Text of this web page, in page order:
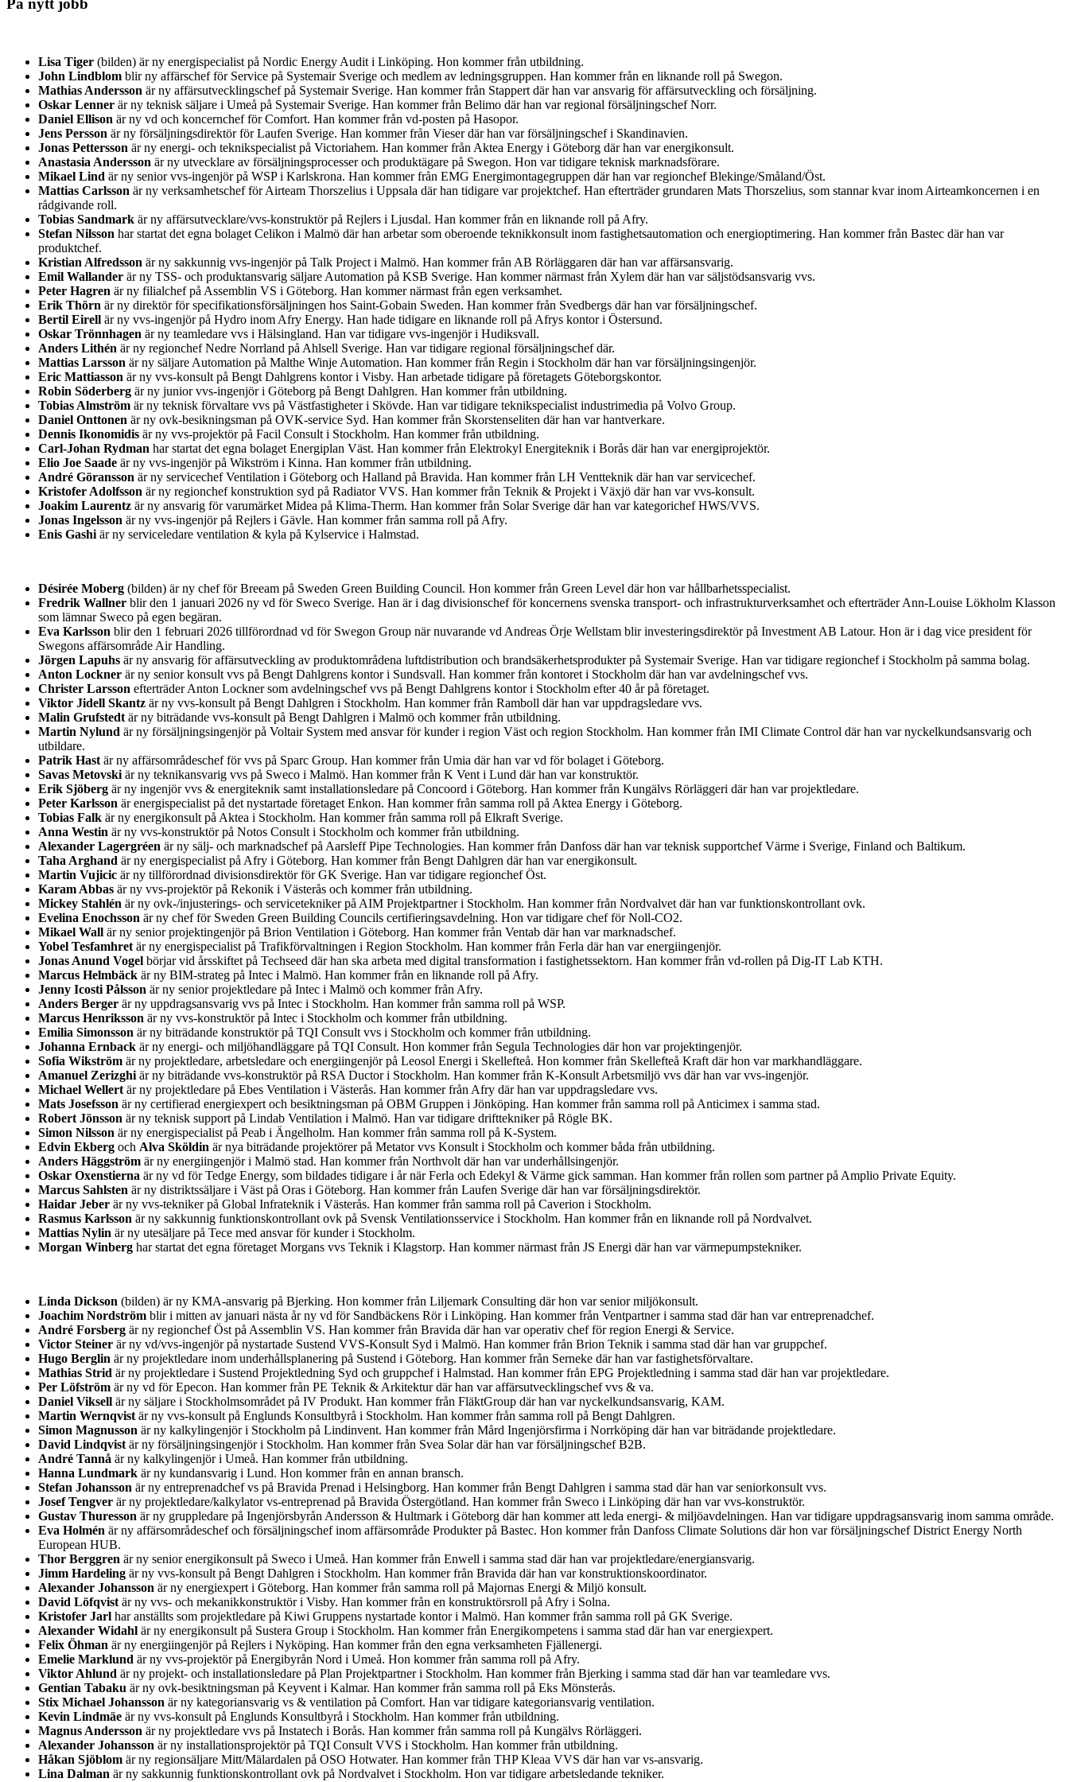
På nytt jobb
Lisa Tiger (bilden) är ny energispecialist på Nordic Energy Audit i Linköping. Hon kommer från utbildning.
John Lindblom blir ny affärschef för Service på Systemair Sverige och medlem av ledningsgruppen. Han kommer från en liknande roll på Swegon.
Mathias Andersson är ny affärsutvecklingschef på Systemair Sverige. Han kommer från Stappert där han var ansvarig för affärsutveckling och försäljning.
Oskar Lenner är ny teknisk säljare i Umeå på Systemair Sverige. Han kommer från Belimo där han var regional försäljningschef Norr.
Daniel Ellison är ny vd och koncernchef för Comfort. Han kommer från vd-posten på Hasopor.
Jens Persson är ny försäljningsdirektör för Laufen Sverige. Han kommer från Vieser där han var försäljningschef i Skandinavien.
Jonas Pettersson är ny energi- och teknikspecialist på Victoriahem. Han kommer från Aktea Energy i Göteborg där han var energikonsult.
Anastasia Andersson är ny utvecklare av försäljningsprocesser och produktägare på Swegon. Hon var tidigare teknisk marknadsförare.
Mikael Lind är ny senior vvs-ingenjör på WSP i Karlskrona. Han kommer från EMG Energimontagegruppen där han var regionchef Blekinge/Småland/Öst.
Mattias Carlsson är ny verksamhetschef för Airteam Thorszelius i Uppsala där han tidigare var projektchef. Han efterträder grundaren Mats Thorszelius, som stannar kvar inom Airteamkoncernen i en
rådgivande roll.
Tobias Sandmark är ny affärsutvecklare/vvs-konstruktör på Rejlers i Ljusdal. Han kommer från en liknande roll på Afry.
Stefan Nilsson har startat det egna bolaget Celikon i Malmö där han arbetar som oberoende teknikkonsult inom fastighetsautomation och energioptimering. Han kommer från Bastec där han var
produktchef.
Kristian Alfredsson är ny sakkunnig vvs-ingenjör på Talk Project i Malmö. Han kommer från AB Rörläggaren där han var affärsansvarig.
Emil Wallander är ny TSS- och produktansvarig säljare Automation på KSB Sverige. Han kommer närmast från Xylem där han var säljstödsansvarig vvs.
Peter Hagren är ny filialchef på Assemblin VS i Göteborg. Han kommer närmast från egen verksamhet.
Erik Thörn är ny direktör för specifikationsförsäljningen hos Saint-Gobain Sweden. Han kommer från Svedbergs där han var försäljningschef.
Bertil Eirell är ny vvs-ingenjör på Hydro inom Afry Energy. Han hade tidigare en liknande roll på Afrys kontor i Östersund.
Oskar Trönnhagen är ny teamledare vvs i Hälsingland. Han var tidigare vvs-ingenjör i Hudiksvall.
Anders Lithén är ny regionchef Nedre Norrland på Ahlsell Sverige. Han var tidigare regional försäljningschef där.
Mattias Larsson är ny säljare Automation på Malthe Winje Automation. Han kommer från Regin i Stockholm där han var försäljningsingenjör.
Eric Mattiasson är ny vvs-konsult på Bengt Dahlgrens kontor i Visby. Han arbetade tidigare på företagets Göteborgskontor.
Robin Söderberg är ny junior vvs-ingenjör i Göteborg på Bengt Dahlgren. Han kommer från utbildning.
Tobias Almström är ny teknisk förvaltare vvs på Västfastigheter i Skövde. Han var tidigare teknikspecialist industrimedia på Volvo Group.
Daniel Onttonen är ny ovk-besikningsman på OVK-service Syd. Han kommer från Skorstenseliten där han var hantverkare.
Dennis Ikonomidis är ny vvs-projektör på Facil Consult i Stockholm. Han kommer från utbildning.
Carl-Johan Rydman har startat det egna bolaget Energiplan Väst. Han kommer från Elektrokyl Energiteknik i Borås där han var energiprojektör.
Elio Joe Saade är ny vvs-ingenjör på Wikström i Kinna. Han kommer från utbildning.
André Göransson är ny servicechef Ventilation i Göteborg och Halland på Bravida. Han kommer från LH Ventteknik där han var servicechef.
Kristofer Adolfsson är ny regionchef konstruktion syd på Radiator VVS. Han kommer från Teknik & Projekt i Växjö där han var vvs-konsult.
Joakim Laurentz är ny ansvarig för varumärket Midea på Klima-Therm. Han kommer från Solar Sverige där han var kategorichef HWS/VVS.
Jonas Ingelsson är ny vvs-ingenjör på Rejlers i Gävle. Han kommer från samma roll på Afry.
Enis Gashi är ny serviceledare ventilation & kyla på Kylservice i Halmstad.
Désirée Moberg (bilden) är ny chef för Breeam på Sweden Green Building Council. Hon kommer från Green Level där hon var hållbarhetsspecialist.
Fredrik Wallner blir den 1 januari 2026 ny vd för Sweco Sverige. Han är i dag divisionschef för koncernens svenska transport- och infrastrukturverksamhet och efterträder Ann-Louise Lökholm Klasson
som lämnar Sweco på egen begäran.
Eva Karlsson blir den 1 februari 2026 tillförordnad vd för Swegon Group när nuvarande vd Andreas Örje Wellstam blir investeringsdirektör på Investment AB Latour. Hon är i dag vice president för
Swegons affärsområde Air Handling.
Jörgen Lapuhs är ny ansvarig för affärsutveckling av produktområdena luftdistribution och brandsäkerhetsprodukter på Systemair Sverige. Han var tidigare regionchef i Stockholm på samma bolag.
Anton Lockner är ny senior konsult vvs på Bengt Dahlgrens kontor i Sundsvall. Han kommer från kontoret i Stockholm där han var avdelningschef vvs.
Christer Larsson efterträder Anton Lockner som avdelningschef vvs på Bengt Dahlgrens kontor i Stockholm efter 40 år på företaget.
Viktor Jidell Skantz är ny vvs-konsult på Bengt Dahlgren i Stockholm. Han kommer från Ramboll där han var uppdragsledare vvs.
Malin Grufstedt är ny biträdande vvs-konsult på Bengt Dahlgren i Malmö och kommer från utbildning.
Martin Nylund är ny försäljningsingenjör på Voltair System med ansvar för kunder i region Väst och region Stockholm. Han kommer från IMI Climate Control där han var nyckelkundsansvarig och
utbildare.
Patrik Hast är ny affärsområdeschef för vvs på Sparc Group. Han kommer från Umia där han var vd för bolaget i Göteborg.
Savas Metovski är ny teknikansvarig vvs på Sweco i Malmö. Han kommer från K Vent i Lund där han var konstruktör.
Erik Sjöberg är ny ingenjör vvs & energiteknik samt installationsledare på Concoord i Göteborg. Han kommer från Kungälvs Rörläggeri där han var projektledare.
Peter Karlsson är energispecialist på det nystartade företaget Enkon. Han kommer från samma roll på Aktea Energy i Göteborg.
Tobias Falk är ny energikonsult på Aktea i Stockholm. Han kommer från samma roll på Elkraft Sverige.
Anna Westin är ny vvs-konstruktör på Notos Consult i Stockholm och kommer från utbildning.
Alexander Lagergréen är ny sälj- och marknadschef på Aarsleff Pipe Technologies. Han kommer från Danfoss där han var teknisk supportchef Värme i Sverige, Finland och Baltikum.
Taha Arghand är ny energispecialist på Afry i Göteborg. Han kommer från Bengt Dahlgren där han var energikonsult.
Martin Vujicic är ny tillförordnad divisionsdirektör för GK Sverige. Han var tidigare regionchef Öst.
Karam Abbas är ny vvs-projektör på Rekonik i Västerås och kommer från utbildning.
Mickey Stahlén är ny ovk-/injusterings- och servicetekniker på AIM Projektpartner i Stockholm. Han kommer från Nordvalvet där han var funktionskontrollant ovk.
Evelina Enochsson är ny chef för Sweden Green Building Councils certifieringsavdelning. Hon var tidigare chef för Noll-CO2.
Mikael Wall är ny senior projektingenjör på Brion Ventilation i Göteborg. Han kommer från Ventab där han var marknadschef.
Yobel Tesfamhret är ny energispecialist på Trafikförvaltningen i Region Stockholm. Han kommer från Ferla där han var energiingenjör.
Jonas Anund Vogel börjar vid årsskiftet på Techseed där han ska arbeta med digital transformation i fastighetssektorn. Han kommer från vd-rollen på Dig-IT Lab KTH.
Marcus Helmbäck är ny BIM-strateg på Intec i Malmö. Han kommer från en liknande roll på Afry.
Jenny Icosti Pålsson är ny senior projektledare på Intec i Malmö och kommer från Afry.
Anders Berger är ny uppdragsansvarig vvs på Intec i Stockholm. Han kommer från samma roll på WSP.
Marcus Henriksson är ny vvs-konstruktör på Intec i Stockholm och kommer från utbildning.
Emilia Simonsson är ny biträdande konstruktör på TQI Consult vvs i Stockholm och kommer från utbildning.
Johanna Ernback är ny energi- och miljöhandläggare på TQI Consult. Hon kommer från Segula Technologies där hon var projektingenjör.
Sofia Wikström är ny projektledare, arbetsledare och energiingenjör på Leosol Energi i Skellefteå. Hon kommer från Skellefteå Kraft där hon var markhandläggare.
Amanuel Zerizghi är ny biträdande vvs-konstruktör på RSA Ductor i Stockholm. Han kommer från K-Konsult Arbetsmiljö vvs där han var vvs-ingenjör.
Michael Wellert är ny projektledare på Ebes Ventilation i Västerås. Han kommer från Afry där han var uppdragsledare vvs.
Mats Josefsson är ny certifierad energiexpert och besiktningsman på OBM Gruppen i Jönköping. Han kommer från samma roll på Anticimex i samma stad.
Robert Jönsson är ny teknisk support på Lindab Ventilation i Malmö. Han var tidigare drifttekniker på Rögle BK.
Simon Nilsson är ny energispecialist på Peab i Ängelholm. Han kommer från samma roll på K-System.
Edvin Ekberg och Alva Sköldin är nya biträdande projektörer på Metator vvs Konsult i Stockholm och kommer båda från utbildning.
Anders Häggström är ny energiingenjör i Malmö stad. Han kommer från Northvolt där han var underhållsingenjör.
Oskar Oxenstierna är ny vd för Tedge Energy, som bildades tidigare i år när Ferla och Edekyl & Värme gick samman. Han kommer från rollen som partner på Amplio Private Equity.
Marcus Sahlsten är ny distriktssäljare i Väst på Oras i Göteborg. Han kommer från Laufen Sverige där han var försäljningsdirektör.
Haidar Jeber är ny vvs-tekniker på Global Infrateknik i Västerås. Han kommer från samma roll på Caverion i Stockholm.
Rasmus Karlsson är ny sakkunnig funktionskontrollant ovk på Svensk Ventilationsservice i Stockholm. Han kommer från en liknande roll på Nordvalvet.
Mattias Nylin är ny utesäljare på Tece med ansvar för kunder i Stockholm.
Morgan Winberg har startat det egna företaget Morgans vvs Teknik i Klagstorp. Han kommer närmast från JS Energi där han var värmepumpstekniker.
Linda Dickson (bilden) är ny KMA-ansvarig på Bjerking. Hon kommer från Liljemark Consulting där hon var senior miljökonsult.
Joachim Nordström blir i mitten av januari nästa år ny vd för Sandbäckens Rör i Linköping. Han kommer från Ventpartner i samma stad där han var entreprenadchef.
André Forsberg är ny regionchef Öst på Assemblin VS. Han kommer från Bravida där han var operativ chef för region Energi & Service.
Victor Steiner är ny vd/vvs-ingenjör på nystartade Sustend VVS-Konsult Syd i Malmö. Han kommer från Brion Teknik i samma stad där han var gruppchef.
Hugo Berglin är ny projektledare inom underhållsplanering på Sustend i Göteborg. Han kommer från Serneke där han var fastighetsförvaltare.
Mathias Strid är ny projektledare i Sustend Projektledning Syd och gruppchef i Halmstad. Han kommer från EPG Projektledning i samma stad där han var projektledare.
Per Löfström är ny vd för Epecon. Han kommer från PE Teknik & Arkitektur där han var affärsutvecklingschef vvs & va.
Daniel Viksell är ny säljare i Stockholmsområdet på IV Produkt. Han kommer från FläktGroup där han var nyckelkundsansvarig, KAM.
Martin Wernqvist är ny vvs-konsult på Englunds Konsultbyrå i Stockholm. Han kommer från samma roll på Bengt Dahlgren.
Simon Magnusson är ny kalkylingenjör i Stockholm på Lindinvent. Han kommer från Mård Ingenjörsfirma i Norrköping där han var biträdande projektledare.
David Lindqvist är ny försäljningsingenjör i Stockholm. Han kommer från Svea Solar där han var försäljningschef B2B.
André Tannå är ny kalkylingenjör i Umeå. Han kommer från utbildning.
Hanna Lundmark är ny kundansvarig i Lund. Hon kommer från en annan bransch.
Stefan Johansson är ny entreprenadchef vs på Bravida Prenad i Helsingborg. Han kommer från Bengt Dahlgren i samma stad där han var seniorkonsult vvs.
Josef Tengver är ny projektledare/kalkylator vs-entreprenad på Bravida Östergötland. Han kommer från Sweco i Linköping där han var vvs-konstruktör.
Gustav Thuresson är ny gruppledare på Ingenjörsbyrån Andersson & Hultmark i Göteborg där han kommer att leda energi- & miljöavdelningen. Han var tidigare uppdragsansvarig inom samma område.
Eva Holmén är ny affärsområdeschef och försäljningschef inom affärsområde Produkter på Bastec. Hon kommer från Danfoss Climate Solutions där hon var försäljningschef District Energy North
European HUB.
Thor Berggren är ny senior energikonsult på Sweco i Umeå. Han kommer från Enwell i samma stad där han var projektledare/energiansvarig.
Jimm Hardeling är ny vvs-konsult på Bengt Dahlgren i Stockholm. Han kommer från Bravida där han var konstruktionskoordinator.
Alexander Johansson är ny energiexpert i Göteborg. Han kommer från samma roll på Majornas Energi & Miljö konsult.
David Löfqvist är ny vvs- och mekanikkonstruktör i Visby. Han kommer från en konstruktörsroll på Afry i Solna.
Kristofer Jarl har anställts som projektledare på Kiwi Gruppens nystartade kontor i Malmö. Han kommer från samma roll på GK Sverige.
Alexander Widahl är ny energikonsult på Sustera Group i Stockholm. Han kommer från Energikompetens i samma stad där han var energiexpert.
Felix Öhman är ny energiingenjör på Rejlers i Nyköping. Han kommer från den egna verksamheten Fjällenergi.
Emelie Marklund är ny vvs-projektör på Energibyrån Nord i Umeå. Hon kommer från samma roll på Afry.
Viktor Ahlund är ny projekt- och installationsledare på Plan Projektpartner i Stockholm. Han kommer från Bjerking i samma stad där han var teamledare vvs.
Gentian Tabaku är ny ovk-besiktningsman på Keyvent i Kalmar. Han kommer från samma roll på Eks Mönsterås.
Stix Michael Johansson är ny kategoriansvarig vs & ventilation på Comfort. Han var tidigare kategoriansvarig ventilation.
Kevin Lindmäe är ny vvs-konsult på Englunds Konsultbyrå i Stockholm. Han kommer från utbildning.
Magnus Andersson är ny projektledare vvs på Instatech i Borås. Han kommer från samma roll på Kungälvs Rörläggeri.
Alexander Johansson är ny installationsprojektör på TQI Consult VVS i Stockholm. Han kommer från utbildning.
Håkan Sjöblom är ny regionsäljare Mitt/Mälardalen på OSO Hotwater. Han kommer från THP Kleaa VVS där han var vs-ansvarig.
Lina Dalman är ny sakkunnig funktionskontrollant ovk på Nordvalvet i Stockholm. Hon var tidigare arbetsledande tekniker.